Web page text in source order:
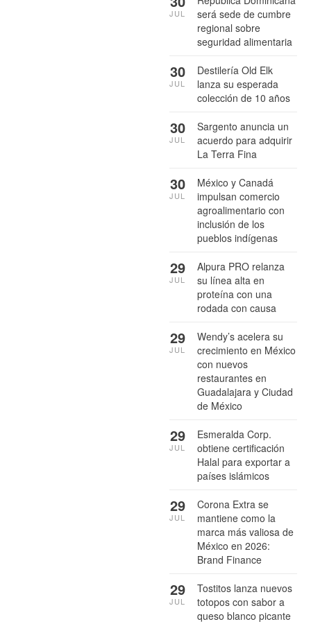
será sede de cumbre
regional sobre
seguridad alimentaria
JUL
Destilería Old Elk
lanza su esperada
colección de 10 años
30
JUL
Sargento anuncia un
acuerdo para adquirir
La Terra Fina
30
JUL
México y Canadá
impulsan comercio
agroalimentario con
inclusión de los
pueblos indígenas
30
JUL
Alpura PRO relanza
su línea alta en
proteína con una
rodada con causa
29
JUL
Wendy’s acelera su
crecimiento en México
con nuevos
restaurantes en
Guadalajara y Ciudad
de México
29
JUL
Esmeralda Corp.
obtiene certificación
Halal para exportar a
países islámicos
29
JUL
Corona Extra se
mantiene como la
marca más valiosa de
México en 2026:
Brand Finance
29
JUL
Tostitos lanza nuevos
totopos con sabor a
queso blanco picante
29
JUL